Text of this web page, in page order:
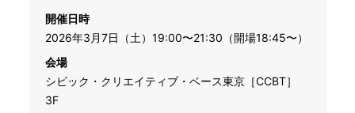
開催日時
2026年3月7日（土）19:00〜21:30（開場18:45〜）
会場
シビック・クリエイティブ・ベース東京［CCBT］
3F